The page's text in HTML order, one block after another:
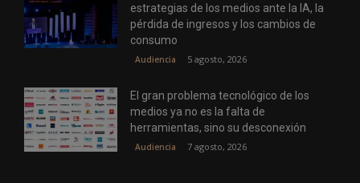
estrategias de los medios ante la IA, la
pérdida de ingresos y los cambios de
consumo
Audiencia 5 agosto, 2026
El gran problema tecnológico de los
medios ya no es la falta de
herramientas, sino su desconexión
Audiencia 7 agosto, 2026